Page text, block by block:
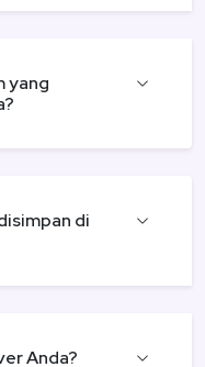
yang
di
Anda?